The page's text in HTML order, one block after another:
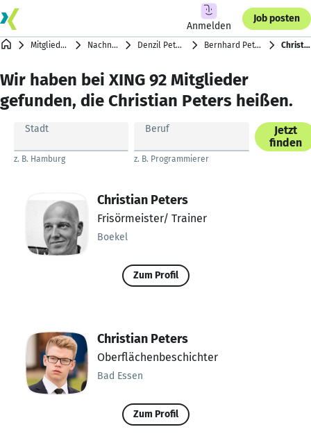
Anmelden
Job posten
Mitgliederverzeichnis Nachnamen mit P Denzil Peter … axel pfriem Bernhard Peters … David Peters Christian Peters
Wir haben bei XING 92 Mitglieder
gefunden, die Christian Peters heißen.
Stadt
z. B. Hamburg
Beruf
z. B. Programmierer
Jetzt
finden
Christian Peters
Frisörmeister/ Trainer
Boekel
Zum Profil
Christian Peters
Oberflächenbeschichter
Bad Essen
Zum Profil